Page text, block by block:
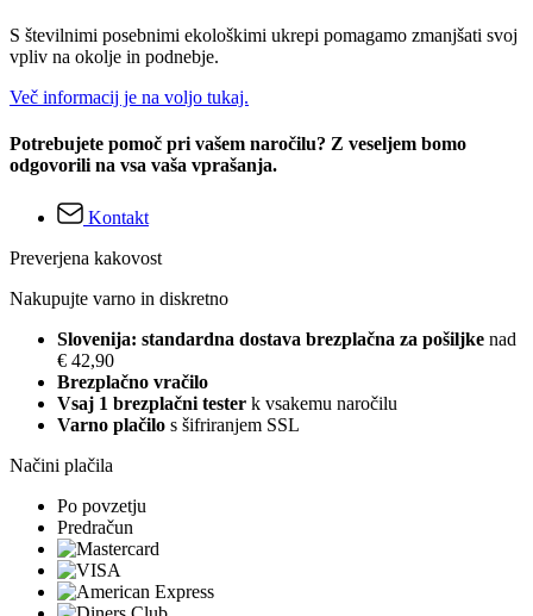
S številnimi posebnimi ekološkimi ukrepi pomagamo zmanjšati svoj
vpliv na okolje in podnebje.
Več informacij je na voljo tukaj.
Potrebujete pomoč pri vašem naročilu? Z veseljem bomo
odgovorili na vsa vaša vprašanja.
Kontakt
Preverjena kakovost
Nakupujte varno in diskretno
Slovenija: standardna dostava brezplačna za pošiljke nad
€ 42,90
Brezplačno vračilo
Vsaj 1 brezplačni tester k vsakemu naročilu
Varno plačilo s šifriranjem SSL
Načini plačila
Po povzetju
Predračun